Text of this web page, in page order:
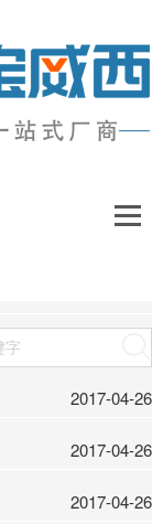
2017-04-26
2017-04-26
2017-04-26